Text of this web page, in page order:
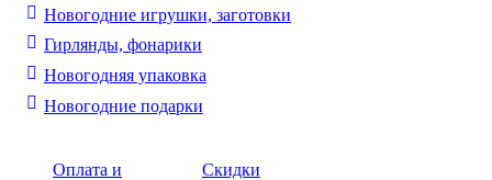
Новогодние игрушки, заготовки
Гирлянды, фонарики
Новогодняя упаковка
Новогодние подарки
Оплата и
Скидки